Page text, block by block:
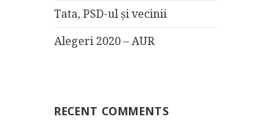
Tata, PSD-ul și vecinii
Alegeri 2020 – AUR
RECENT COMMENTS